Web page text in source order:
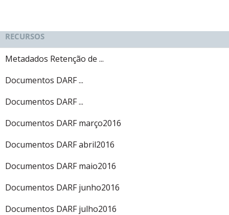
RECURSOS
Metadados Retenção de ...
Documentos DARF ...
Documentos DARF ...
Documentos DARF março2016
Documentos DARF abril2016
Documentos DARF maio2016
Documentos DARF junho2016
Documentos DARF julho2016